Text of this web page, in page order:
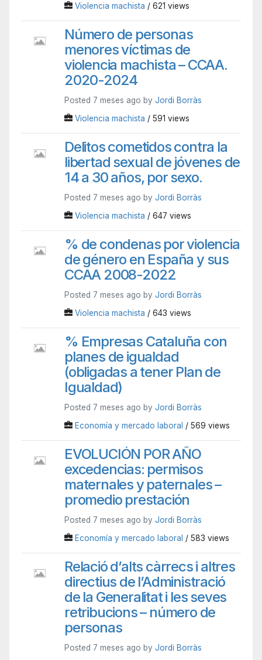
Violencia machista / 621 views
Número de personas
menores víctimas de
violencia machista – CCAA.
2020-2024
Posted 7 meses ago by Jordi Borràs
Violencia machista / 591 views
Delitos cometidos contra la
libertad sexual de jóvenes de
14 a 30 años, por sexo.
Posted 7 meses ago by Jordi Borràs
Violencia machista / 647 views
% de condenas por violencia
de género en España y sus
CCAA 2008-2022
Posted 7 meses ago by Jordi Borràs
Violencia machista / 643 views
% Empresas Cataluña con
planes de igualdad
(obligadas a tener Plan de
Igualdad)
Posted 7 meses ago by Jordi Borràs
Economía y mercado laboral / 569 views
EVOLUCIÓN POR AÑO
excedencias: permisos
maternales y paternales –
promedio prestación
Posted 7 meses ago by Jordi Borràs
Economía y mercado laboral / 583 views
Relació d’alts càrrecs i altres
directius de l’Administració
de la Generalitat i les seves
retribucions – número de
personas
Posted 7 meses ago by Jordi Borràs